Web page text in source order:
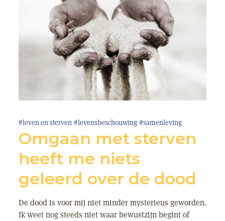
#leven en sterven #levensbeschouwing #samenleving
Omgaan met sterven
heeft me niets
geleerd over de dood
De dood is voor mij niet minder mysterieus geworden.
Ik weet nog steeds niet waar bewustzijn begint of